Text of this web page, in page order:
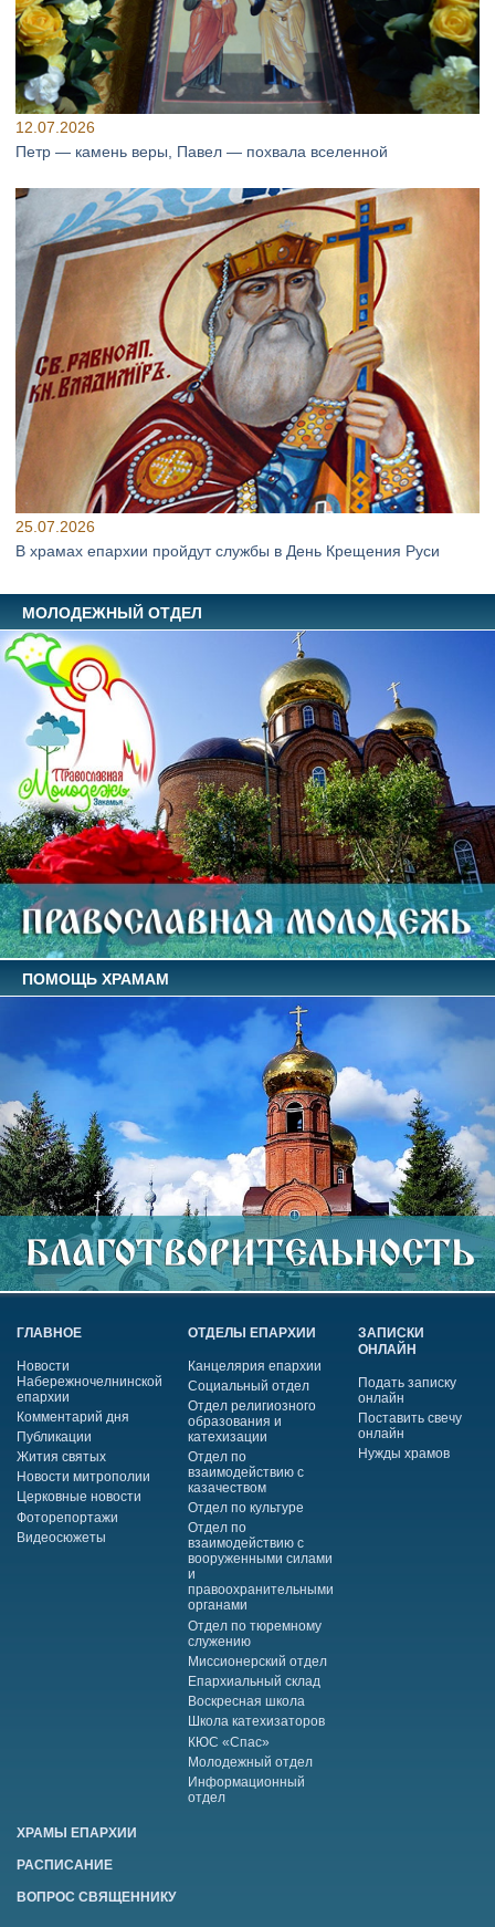
12.07.2026
Петр — камень веры, Павел — похвала вселенной
25.07.2026
В храмах епархии пройдут службы в День Крещения Руси
МОЛОДЕЖНЫЙ ОТДЕЛ
ПОМОЩЬ ХРАМАМ
ГЛАВНОЕ
Новости
Набережночелнинской
епархии
Комментарий дня
Публикации
Жития святых
Новости митрополии
Церковные новости
Фоторепортажи
Видеосюжеты
ОТДЕЛЫ ЕПАРХИИ
Канцелярия епархии
Социальный отдел
Отдел религиозного
образования и
катехизации
Отдел по
взаимодействию с
казачеством
Отдел по культуре
Отдел по
взаимодействию с
вооруженными силами
и
правоохранительными
органами
Отдел по тюремному
служению
Миссионерский отдел
Епархиальный склад
Воскресная школа
Школа катехизаторов
КЮС «Спас»
Молодежный отдел
Информационный
отдел
ЗАПИСКИ
ОНЛАЙН
Подать записку
онлайн
Поставить свечу
онлайн
Нужды храмов
ХРАМЫ ЕПАРХИИ
РАСПИСАНИЕ
ВОПРОС СВЯЩЕННИКУ